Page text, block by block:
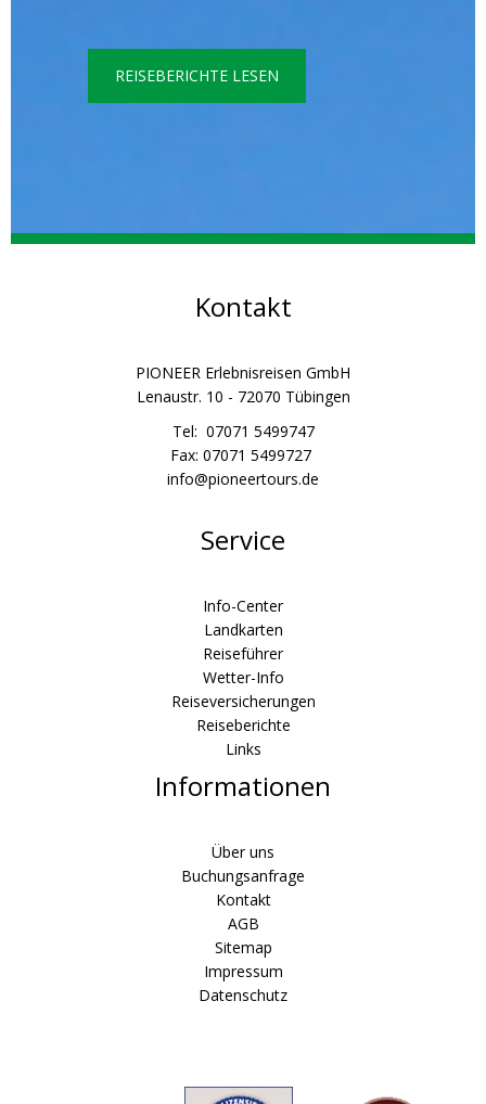
REISEBERICHTE LESEN
Kontakt
PIONEER Erlebnisreisen GmbH
Lenaustr. 10 - 72070 Tübingen
Tel: 07071 5499747
Fax: 07071 5499727
info@pioneertours.de
Service
Info-Center
Landkarten
Reiseführer
Wetter-Info
Reiseversicherungen
Reiseberichte
Links
Informationen
Über uns
Buchungsanfrage
Kontakt
AGB
Sitemap
Impressum
Datenschutz